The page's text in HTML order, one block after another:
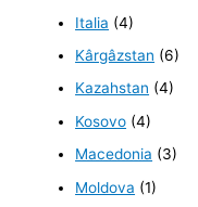
Italia (4)
Kârgâzstan (6)
Kazahstan (4)
Kosovo (4)
Macedonia (3)
Moldova (1)